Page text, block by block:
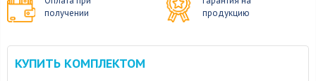
получении
продукцию
КУПИТЬ КОМПЛЕКТОМ